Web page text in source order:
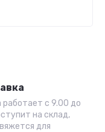
работает с 9.00 до
на склад,
для